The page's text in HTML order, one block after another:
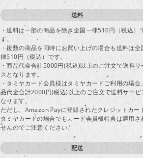
送料
・送料は一部の商品を除き全国一律510円（税込）
す。
・複数の商品を同時にお買い上げの場合も送料は全
律510円（税込）です。
・商品代金合計5000円(税込)以上のご注文で送料サ
スとなります。
・タミヤカード会員様はタミヤカードご利用の場合
品代金合計2000円(税込)以上のご注文で送料サービ
なります。
ただし、Amazon Payに登録されたクレジットカー
タミヤカードの場合でもカード会員様特典は適用さ
せんのでご注意ください。
配送